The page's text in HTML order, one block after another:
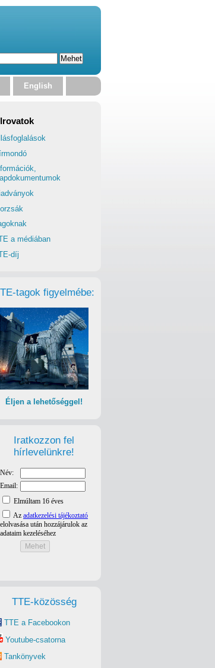
English
a médiában
díj
tagok figyelmébe:
Éljen a lehetőséggel!
Iratkozzon fel
hírlevelünkre!
TTE-közösség
TTE a Facebookon
Youtube-csatorna
Tankönyvek